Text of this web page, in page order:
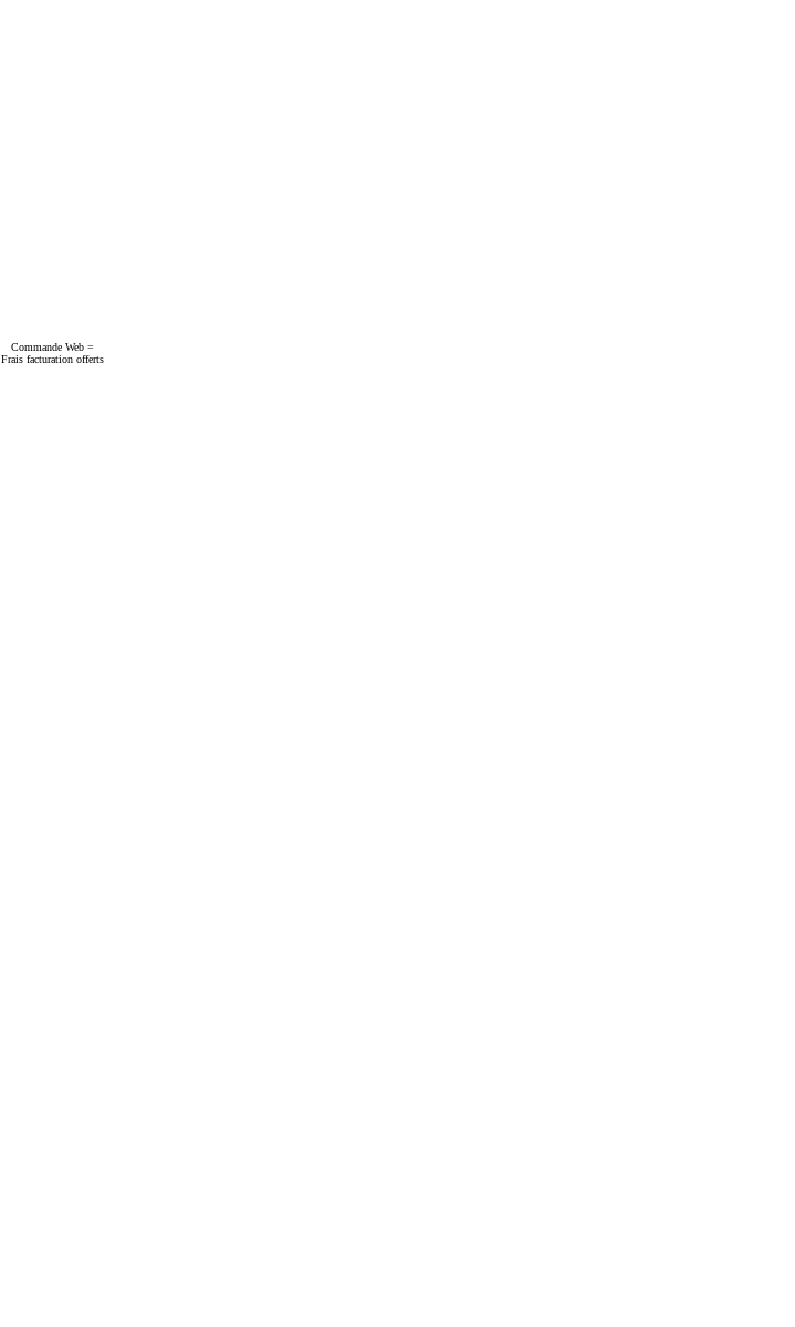
Commande Web =
Frais facturation offerts